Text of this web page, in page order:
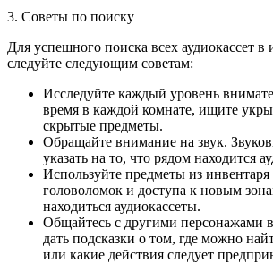
3. Советы по поиску
Для успешного поиска всех аудиокассет
следуйте следующим советам:
Исследуйте каждый уровень
время в каждой комнате, ищите
скрытые предметы.
Обращайте внимание на звук.
указать на то, что рядом находится
Используйте предметы из инвентаря
головоломок и доступа к новым
находиться аудиокассеты.
Общайтесь с другими персонажами
дать подсказки о том, где можно
или какие действия следует